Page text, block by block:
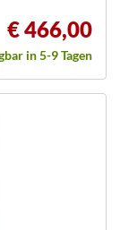
€ 466,00
in 5-9 Tagen